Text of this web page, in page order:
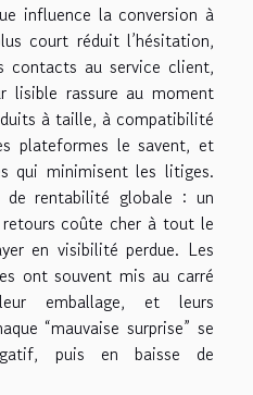
influence la conversion à
court réduit l’hésitation,
contacts au service client,
lisible rassure au moment
à taille, à compatibilité
plateformes le savent, et
qui minimisent les litiges.
de rentabilité globale : un
coûte cher à tout le
en visibilité perdue. Les
ont souvent mis au carré
emballage, et leurs
“mauvaise surprise” se
puis en baisse de